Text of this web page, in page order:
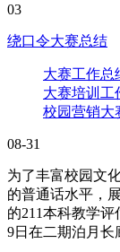
03
绕口令大赛总结
大赛工作总
大赛培训工
校园营销大
08-31
为了丰富校园文
的普通话水平，
的211本科教学
9日在二期泊月长